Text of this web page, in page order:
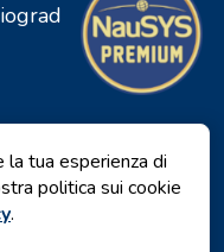
la tua esperienza di
politica sui cookie
.